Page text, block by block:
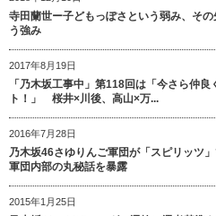
寺田蘭世ー子どもっぽさという弱み、そ
う強み
2017年8月19日
「乃木坂工事中」第118回は「今さら仲
ト！」 桜井×川後、高山×万...
2016年7月28日
乃木坂46さゆりんご軍団が「スピリッツ
軍団内部の丸秘話を暴露
2015年1月25日